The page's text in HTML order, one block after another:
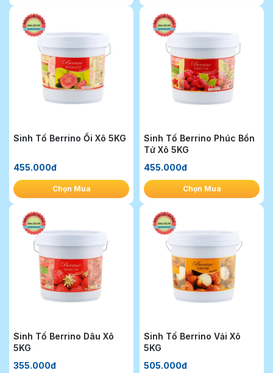
Sinh Tố Berrino Ổi Xô 5KG
455.000đ
Chọn Mua
Sinh Tố Berrino Phúc Bồn
Tử Xô 5KG
455.000đ
Chọn Mua
Sinh Tố Berrino Dâu Xô
5KG
355.000đ
Sinh Tố Berrino Vải Xô
5KG
505.000đ